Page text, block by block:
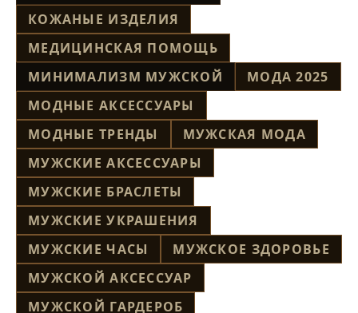
КОЖАНЫЕ ИЗДЕЛИЯ
МЕДИЦИНСКАЯ ПОМОЩЬ
МИНИМАЛИЗМ МУЖСКОЙ
МОДА 2025
МОДНЫЕ АКСЕССУАРЫ
МОДНЫЕ ТРЕНДЫ
МУЖСКАЯ МОДА
МУЖСКИЕ АКСЕССУАРЫ
МУЖСКИЕ БРАСЛЕТЫ
МУЖСКИЕ УКРАШЕНИЯ
МУЖСКИЕ ЧАСЫ
МУЖСКОЕ ЗДОРОВЬЕ
МУЖСКОЙ АКСЕССУАР
МУЖСКОЙ ГАРДЕРОБ